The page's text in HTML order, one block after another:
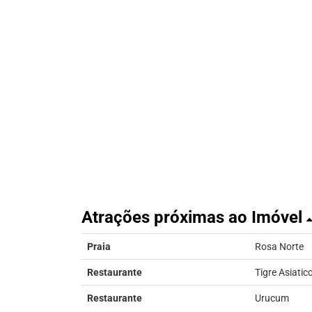
Atrações próximas ao Imóvel
Praia Rosa Norte
Restaurante Tigre
Restaurante Urucum